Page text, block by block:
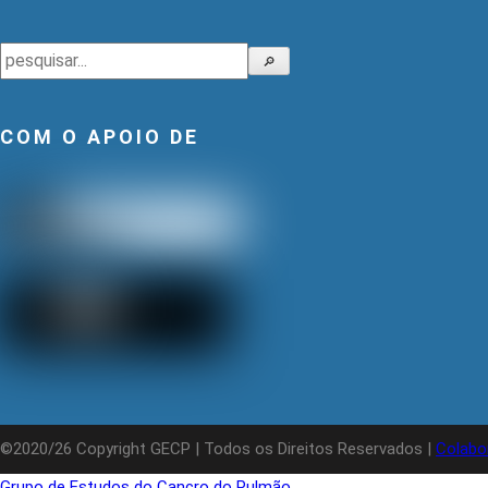
Pesquisar 🔎
COM O APOIO DE
©2020/26 Copyright GECP | Todos os Direitos Reservados |